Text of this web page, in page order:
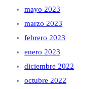
mayo 2023
marzo 2023
febrero 2023
enero 2023
diciembre 2022
octubre 2022